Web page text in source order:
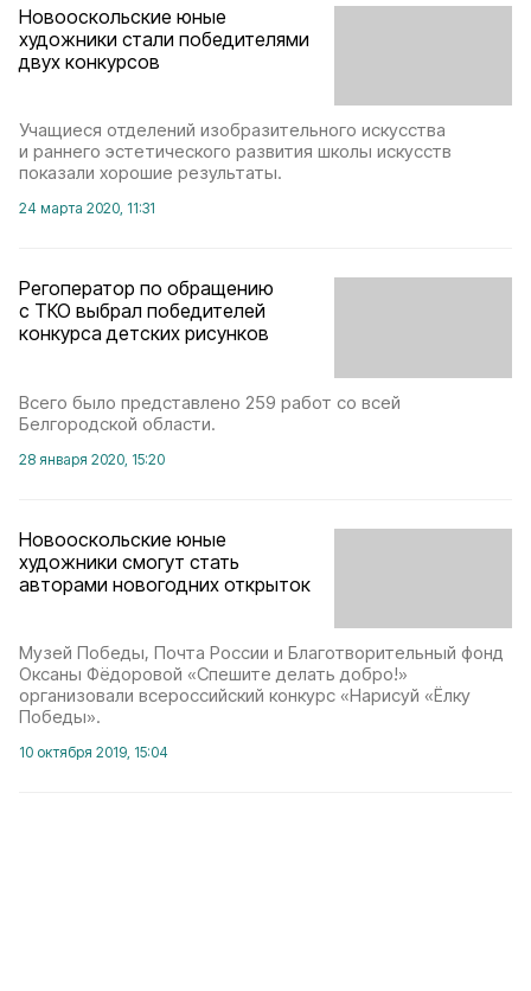
Новооскольские юные
художники стали победителями
двух конкурсов
Учащиеся отделений изобразительного искусства
и раннего эстетического развития школы искусств
показали хорошие результаты.
24 марта 2020, 11:31
Регоператор по обращению
с ТКО выбрал победителей
конкурса детских рисунков
Всего было представлено 259 работ со всей
Белгородской области.
28 января 2020, 15:20
Новооскольские юные
художники смогут стать
авторами новогодних открыток
Музей Победы, Почта России и Благотворительный фонд
Оксаны Фёдоровой «Спешите делать добро!»
организовали всероссийский конкурс «Нарисуй «Ёлку
Победы».
10 октября 2019, 15:04